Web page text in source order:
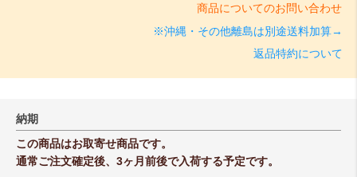
商品についてのお問い合わせ
※沖縄・その他離島は別途送料加算→
返品特約について
納期
この商品はお取寄せ商品です。
通常ご注文確定後、3ヶ月前後で入荷する予定です。